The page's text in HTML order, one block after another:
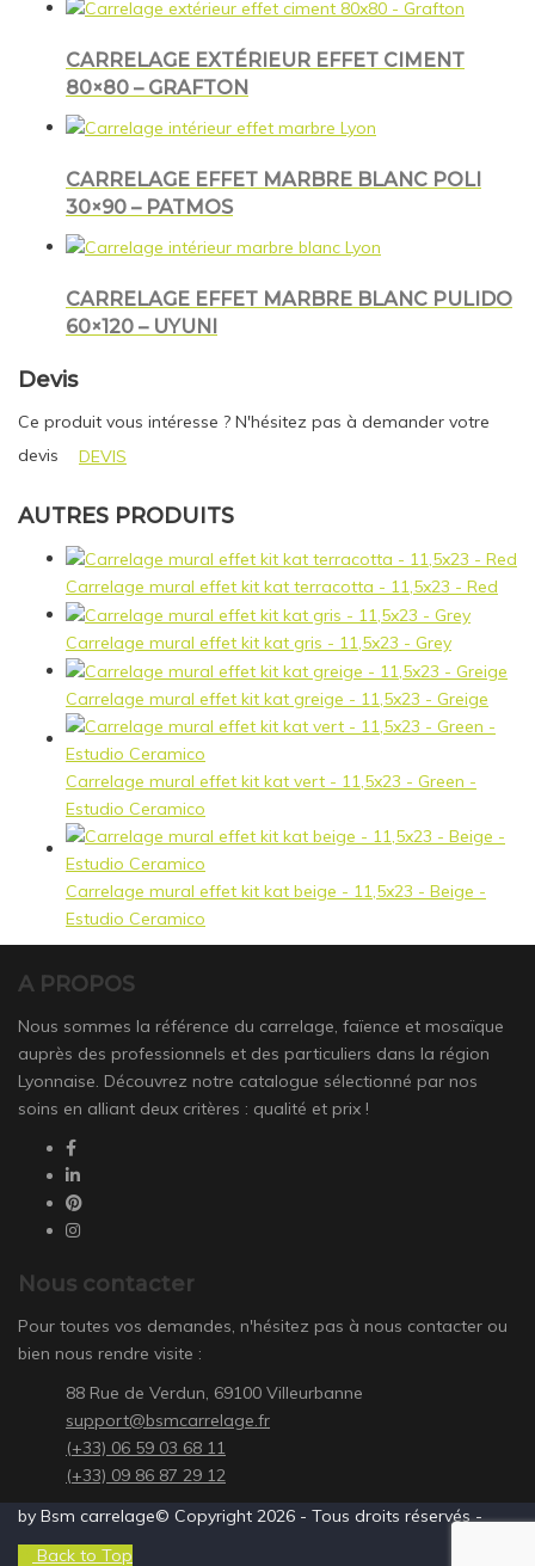
CARRELAGE EXTÉRIEUR EFFET CIMENT
80×80 – GRAFTON
CARRELAGE EFFET MARBRE BLANC POLI
30×90 – PATMOS
CARRELAGE EFFET MARBRE BLANC PULIDO
60×120 – UYUNI
Devis
Ce produit vous intéresse ? N'hésitez pas à demander votre
devis
DEVIS
AUTRES PRODUITS
Carrelage mural effet kit kat terracotta - 11,5x23 - Red
Carrelage mural effet kit kat gris - 11,5x23 - Grey
Carrelage mural effet kit kat greige - 11,5x23 - Greige
Carrelage mural effet kit kat vert - 11,5x23 - Green -
Estudio Ceramico
Carrelage mural effet kit kat beige - 11,5x23 - Beige -
Estudio Ceramico
A PROPOS
Nous sommes la référence du carrelage, faïence et mosaïque
auprès des professionnels et des particuliers dans la région
Lyonnaise. Découvrez notre catalogue sélectionné par nos
soins en alliant deux critères : qualité et prix !
Nous contacter
Pour toutes vos demandes, n'hésitez pas à nous contacter ou
bien nous rendre visite :
88 Rue de Verdun, 69100 Villeurbanne
support@bsmcarrelage.fr
(+33) 06 59 03 68 11
(+33) 09 86 87 29 12
by Bsm carrelage© Copyright 2026 - Tous droits réservés -
Back to Top